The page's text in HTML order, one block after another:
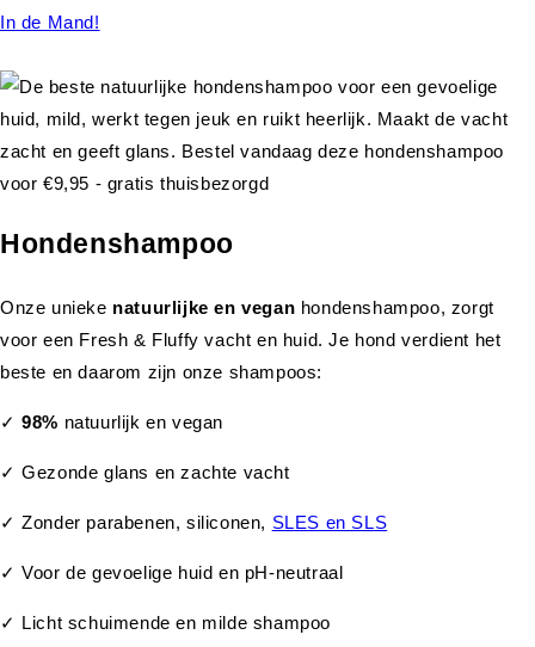
In de Mand!
Hondenshampoo
Onze unieke natuurlijke en vegan hondenshampoo, zorgt
voor een Fresh & Fluffy vacht en huid. Je hond verdient het
beste en daarom zijn onze shampoos:
✓98% natuurlijk en vegan
✓ Gezonde glans en zachte vacht
✓ Zonder parabenen, siliconen, SLES en SLS
✓ Voor de gevoelige huid en pH-neutraal
✓ Licht schuimende en milde shampoo